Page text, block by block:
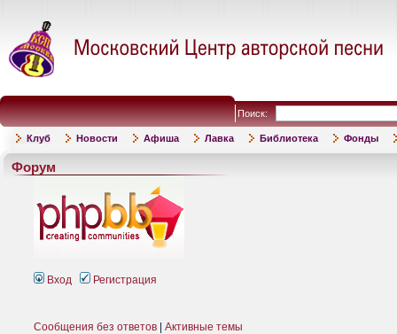
Поиск:
Клуб Новости Афиша Лавка Библиотека Фонды
Форум
Вход Регистрация
Сообщения без ответов Активные темы